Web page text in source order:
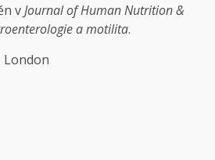
vJournal of Human Nutrition &
a motilita.
London